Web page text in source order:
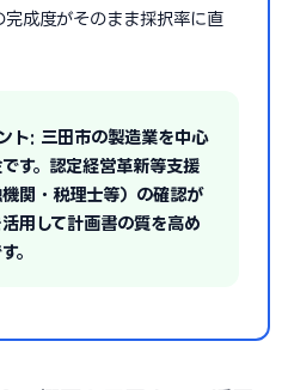
成度がそのまま採択率に直
ト: 三田市の製造業を中心
す。認定経営革新等支援
関・税理士等）の確認が
用して計画書の質を高め
。